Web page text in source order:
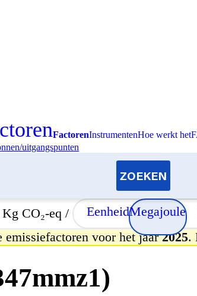
FactorenInstrumentenHoe werkt het
uitgangspunten
Kg CO₂-eq / EenheidMegajoule
emissiefactoren voor het jaar2025.